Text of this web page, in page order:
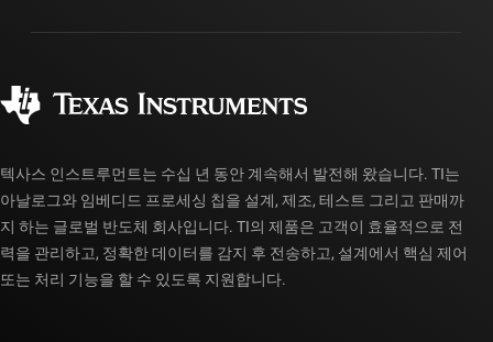
제조
myTI 계정 FAQ
주문 FAQ
텍사스 인스트루먼트는 수십 년 동안 계속해서 발전해 왔습니다. TI는
아날로그와 임베디드 프로세싱 칩을 설계, 제조, 테스트 그리고 판매까
지 하는 글로벌 반도체 회사입니다. TI의 제품은 고객이 효율적으로 전
력을 관리하고, 정확한 데이터를 감지 후 전송하고, 설계에서 핵심 제어
또는 처리 기능을 할 수 있도록 지원합니다.